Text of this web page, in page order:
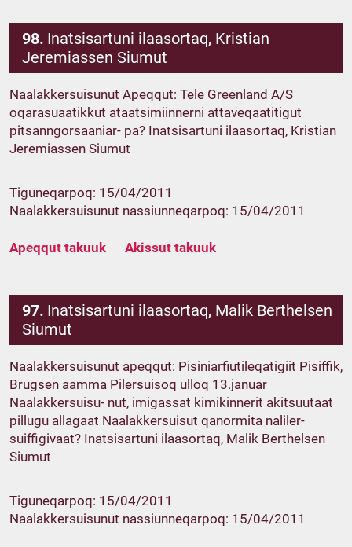
98. Inatsisartuni ilaasortaq, Kristian
Jeremiassen Siumut
Naalakkersuisunut Apeqqut: Tele Greenland A/S
oqarasuaatikkut ataatsimiinnerni attaveqaatitigut
pitsanngorsaaniar- pa? Inatsisartuni ilaasortaq, Kristian
Jeremiassen Siumut
Tiguneqarpoq: 15/04/2011
Naalakkersuisunut nassiunneqarpoq: 15/04/2011
Apeqqut takuuk Akissut takuuk
97. Inatsisartuni ilaasortaq, Malik Berthelsen
Siumut
Naalakkersuisunut apeqqut: Pisiniarfiutileqatigiit Pisiffik,
Brugsen aamma Pilersuisoq ulloq 13.januar
Naalakkersuisu- nut, imigassat kimikinnerit akitsuutaat
pillugu allagaat Naalakkersuisut qanormita naliler-
suiffigivaat? Inatsisartuni ilaasortaq, Malik Berthelsen
Siumut
Tiguneqarpoq: 15/04/2011
Naalakkersuisunut nassiunneqarpoq: 15/04/2011